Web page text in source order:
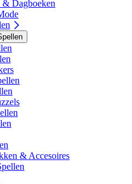
& Dagboeken
& Accesoires